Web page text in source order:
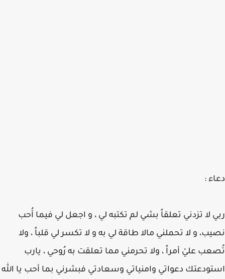
دعاء :
ربي لا تزدني تعلقاً بشي لم تكتبه لي ، و اجعل لي فيما أُحب
نصيب، و لا تحملني مالا طاقة لي به و لا تكسر لي قلباً ، ولا
تُصعب عليْ أمراً ، ولا تحرمني مما تعلقت به رُوحي ، يارب
استودعتك دعواتي وامنياتي وسعادتي فبشرني بما أحب يا الله